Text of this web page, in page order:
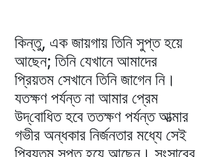
কিন্তু, এক জায়গায় তিনি সুপ্ত হয়ে
আছেন; তিনি যেখানে আমাদের
প্রিয়তম সেখানে তিনি জাগেন নি।
যতক্ষণ পর্যন্ত না আমার প্রেম
উদ্‌বোধিত হবে ততক্ষণ পর্যন্ত আত্মার
গভীর অন্ধকার নির্জনতার মধ্যে সেই